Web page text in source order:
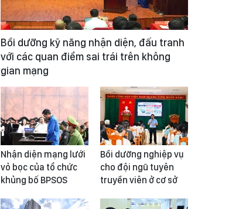
Bồi dưỡng kỹ năng nhận diện, đấu tranh
với các quan điểm sai trái trên không
gian mạng
Nhận diện mạng lưới
vỏ bọc của tổ chức
khủng bố BPSOS
Bồi dưỡng nghiệp vụ
cho đội ngũ tuyên
truyền viên ở cơ sở